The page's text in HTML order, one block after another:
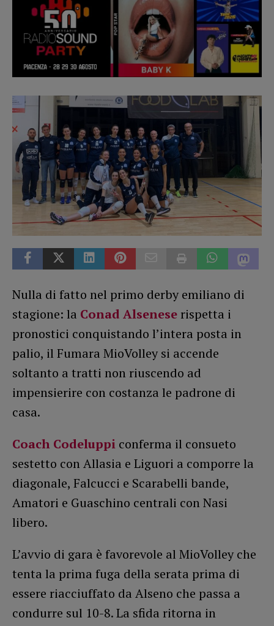
Nulla di fatto nel primo derby emiliano di
stagione: la Conad Alsenese rispetta i
pronostici conquistando l’intera posta in
palio, il Fumara MioVolley si accende
soltanto a tratti non riuscendo ad
impensierire con costanza le padrone di
casa.
Coach Codeluppi conferma il consueto
sestetto con Allasia e Liguori a comporre la
diagonale, Falcucci e Scarabelli bande,
Amatori e Guaschino centrali con Nasi
libero.
L’avvio di gara è favorevole al MioVolley che
tenta la prima fuga della serata prima di
essere riacciuffato da Alseno che passa a
condurre sul 10-8. La sfida ritorna in